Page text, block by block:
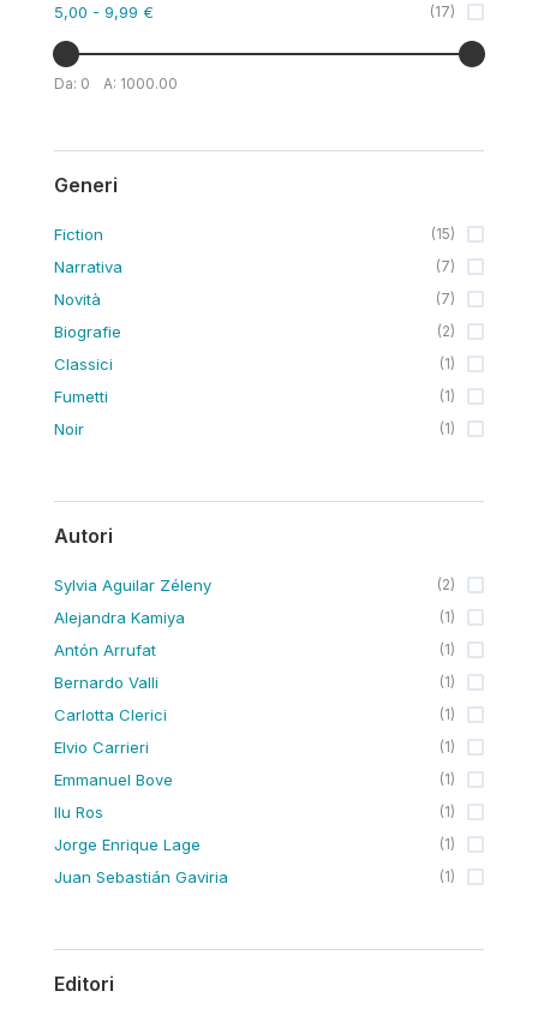
5,00 - 9,99 € (17)
Da: 0 A: 1000.00
Generi
Fiction (15)
Narrativa (7)
Novità (7)
Biografie (2)
Classici (1)
Fumetti (1)
Noir (1)
Autori
Sylvia Aguilar Zéleny (2)
Alejandra Kamiya (1)
Antón Arrufat (1)
Bernardo Valli (1)
Carlotta Clerici (1)
Elvio Carrieri (1)
Emmanuel Bove (1)
Ilu Ros (1)
Jorge Enrique Lage (1)
Juan Sebastián Gaviria (1)
Editori